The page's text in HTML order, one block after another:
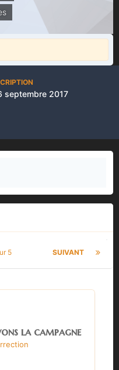
septembre 2017
SUIVANT
5
la campagne